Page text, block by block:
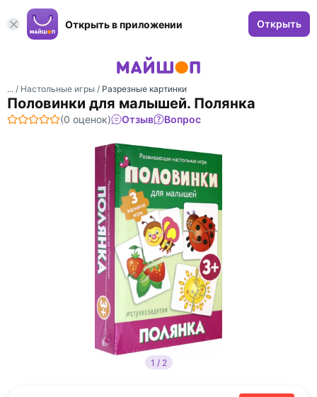
Открыть в приложении Открыть
... / Настольные игры / Разрезные картинки
Половинки для малышей. Полянка
(0 оценок) Отзыв Вопрос
1 / 2